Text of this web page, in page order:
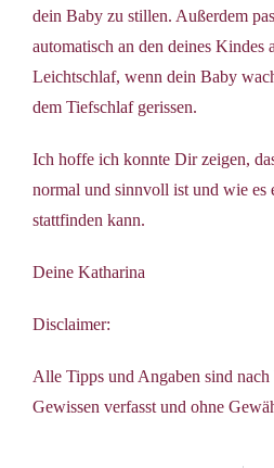
dein Baby zu stillen. Außerdem
automatisch an den deines Kindes
Leichtschlaf, wenn dein Baby
dem Tiefschlaf gerissen.
Ich hoffe ich konnte Dir zeigen,
normal und sinnvoll ist und wie es
stattfinden kann.
Deine Katharina
Disclaimer:
Alle Tipps und Angaben sind nach
Gewissen verfasst und ohne